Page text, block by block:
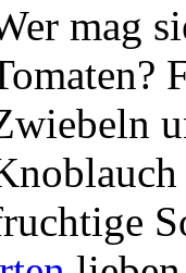
mag